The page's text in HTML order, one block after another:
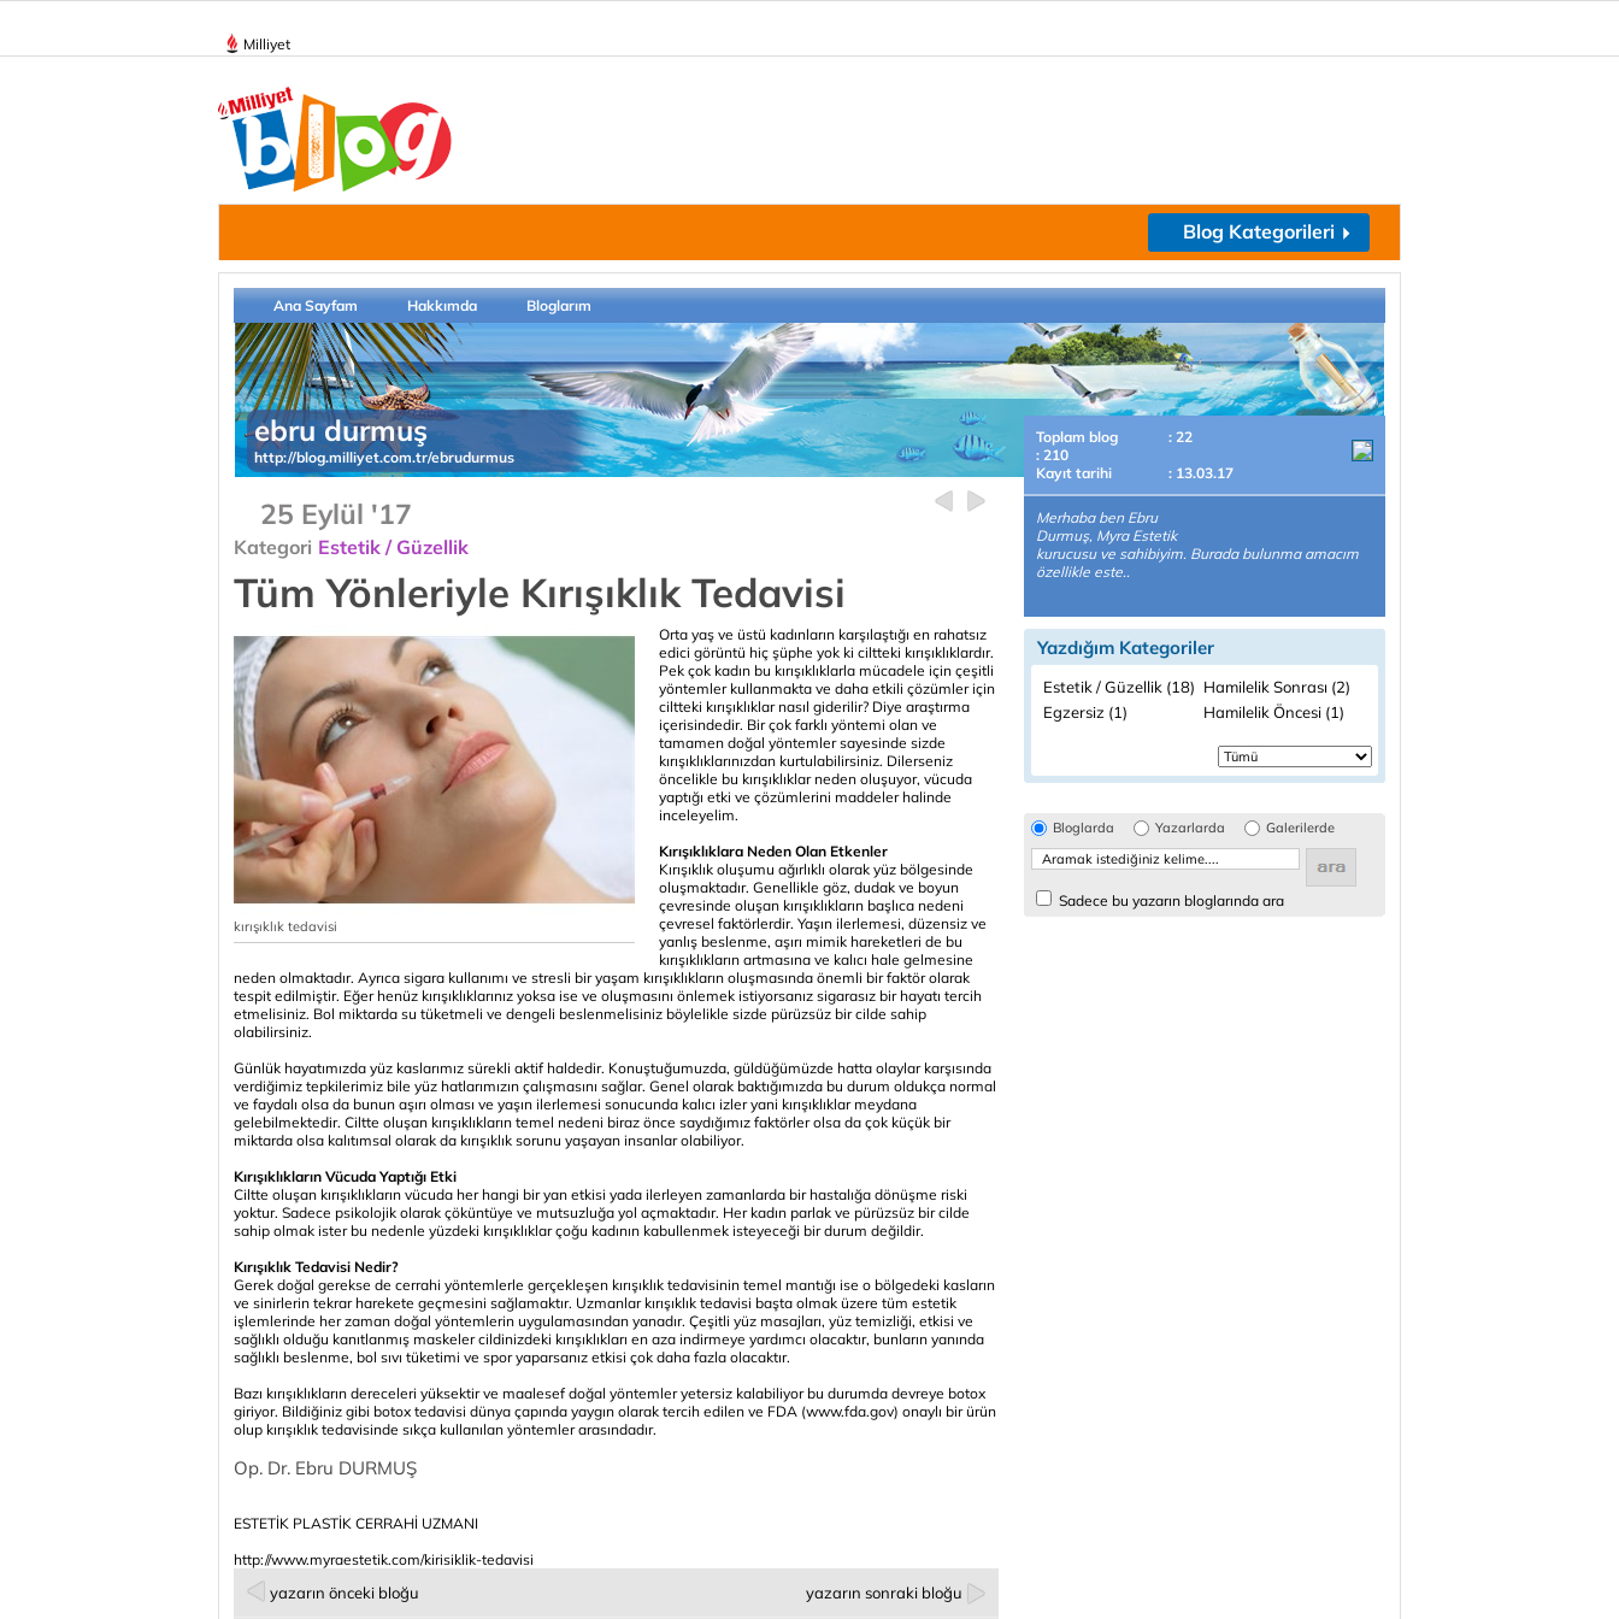
Milliyet
Blog Kategorileri
Ana Sayfam Hakkımda Bloglarım
ebru durmuş
http://blog.milliyet.com.tr/ebrudurmus
25 Eylül '17
Kategori Estetik / Güzellik
Tüm Yönleriyle Kırışıklık Tedavisi
kırışıklık tedavisi
Orta yaş ve üstü kadınların karşılaştığı en rahatsız
edici görüntü hiç şüphe yok ki ciltteki kırışıklıklardır.
Pek çok kadın bu kırışıklıklarla mücadele için çeşitli
yöntemler kullanmakta ve daha etkili çözümler için
ciltteki kırışıklıklar nasıl giderilir? Diye araştırma
içerisindedir. Bir çok farklı yöntemi olan ve
tamamen doğal yöntemler sayesinde sizde
kırışıklıklarınızdan kurtulabilirsiniz. Dilerseniz
öncelikle bu kırışıklıklar neden oluşuyor, vücuda
yaptığı etki ve çözümlerini maddeler halinde
inceleyelim.
Kırışıklıklara Neden Olan Etkenler
Kırışıklık oluşumu ağırlıklı olarak yüz bölgesinde
oluşmaktadır. Genellikle göz, dudak ve boyun
çevresinde oluşan kırışıklıkların başlıca nedeni
çevresel faktörlerdir. Yaşın ilerlemesi, düzensiz ve
yanlış beslenme, aşırı mimik hareketleri de bu
kırışıklıkların artmasına ve kalıcı hale gelmesine
neden olmaktadır. Ayrıca sigara kullanımı ve stresli bir yaşam kırışıklıkların oluşmasında önemli bir faktör olarak
tespit edilmiştir. Eğer henüz kırışıklıklarınız yoksa ise ve oluşmasını önlemek istiyorsanız sigarasız bir hayatı tercih
etmelisiniz. Bol miktarda su tüketmeli ve dengeli beslenmelisiniz böylelikle sizde pürüzsüz bir cilde sahip
olabilirsiniz.
Günlük hayatımızda yüz kaslarımız sürekli aktif haldedir. Konuştuğumuzda, güldüğümüzde hatta olaylar karşısında
verdiğimiz tepkilerimiz bile yüz hatlarımızın çalışmasını sağlar. Genel olarak baktığımızda bu durum oldukça normal
ve faydalı olsa da bunun aşırı olması ve yaşın ilerlemesi sonucunda kalıcı izler yani kırışıklıklar meydana
gelebilmektedir. Ciltte oluşan kırışıklıkların temel nedeni biraz önce saydığımız faktörler olsa da çok küçük bir
miktarda olsa kalıtımsal olarak da kırışıklık sorunu yaşayan insanlar olabiliyor.
Kırışıklıkların Vücuda Yaptığı Etki
Ciltte oluşan kırışıklıkların vücuda her hangi bir yan etkisi yada ilerleyen zamanlarda bir hastalığa dönüşme riski
yoktur. Sadece psikolojik olarak çöküntüye ve mutsuzluğa yol açmaktadır. Her kadın parlak ve pürüzsüz bir cilde
sahip olmak ister bu nedenle yüzdeki kırışıklıklar çoğu kadının kabullenmek isteyeceği bir durum değildir.
Kırışıklık Tedavisi Nedir?
Gerek doğal gerekse de cerrahi yöntemlerle gerçekleşen kırışıklık tedavisinin temel mantığı ise o bölgedeki kasların
ve sinirlerin tekrar harekete geçmesini sağlamaktır. Uzmanlar kırışıklık tedavisi başta olmak üzere tüm estetik
işlemlerinde her zaman doğal yöntemlerin uygulamasından yanadır. Çeşitli yüz masajları, yüz temizliği, etkisi ve
sağlıklı olduğu kanıtlanmış maskeler cildinizdeki kırışıklıkları en aza indirmeye yardımcı olacaktır, bunların yanında
sağlıklı beslenme, bol sıvı tüketimi ve spor yaparsanız etkisi çok daha fazla olacaktır.
Bazı kırışıklıkların dereceleri yüksektir ve maalesef doğal yöntemler yetersiz kalabiliyor bu durumda devreye botox
giriyor. Bildiğiniz gibi botox tedavisi dünya çapında yaygın olarak tercih edilen ve FDA (www.fda.gov) onaylı bir ürün
olup kırışıklık tedavisinde sıkça kullanılan yöntemler arasındadır.
Op. Dr. Ebru DURMUŞ
ESTETİK PLASTİK CERRAHİ UZMANI
http://www.myraestetik.com/kirisiklik-tedavisi
yazarın önceki bloğu yazarın sonraki bloğu
Toplam blog
: 22
: 210
Kayıt tarihi
: 13.03.17
Merhaba ben Ebru
Durmuş, Myra Estetik
kurucusu ve sahibiyim. Burada bulunma amacım
özellikle este..
Yazdığım Kategoriler
Estetik / Güzellik (18) Hamilelik Sonrası (2)
Egzersiz (1)
Hamilelik Öncesi (1)
Bloglarda Yazarlarda Galerilerde
Sadece bu yazarın bloglarında ara